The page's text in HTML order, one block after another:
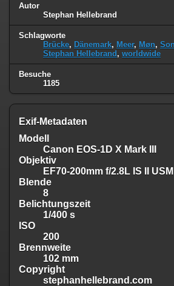
Autor
Stephan Hellebrand
Schlagworte
Brücke, Dänemark, Meer, Møn,
Stephan Hellebrand , worldwide
Besuche
1185
Exif-Metadaten
Modell
Canon EOS-1D X Mark III
Objektiv
EF70-200mm f/2.8L IS II USM
Blende
8
Belichtungszeit
1/400 s
ISO
200
Brennweite
102 mm
Copyright
stephanhellebrand.com